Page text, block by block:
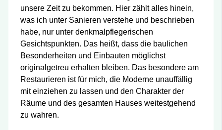
unsere Zeit zu bekommen. Hier zählt alles hinein,
was ich unter Sanieren verstehe und beschrieben
habe, nur unter denkmalpflegerischen
Gesichtspunkten. Das heißt, dass die baulichen
Besonderheiten und Einbauten möglichst
originalgetreu erhalten bleiben. Das besondere am
Restaurieren ist für mich, die Moderne unauffällig
mit einziehen zu lassen und den Charakter der
Räume und des gesamten Hauses weitestgehend
zu wahren.